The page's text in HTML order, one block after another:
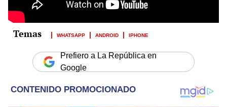
WHATSAPP ANDROID IPHONE
Prefiero a La República en
Google